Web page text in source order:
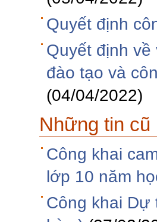
Quyết định
Quyết định
đào tạo và
(04/04/2022)
Những tin cũ
Công khai
lớp 10 năm
Công khai Dự